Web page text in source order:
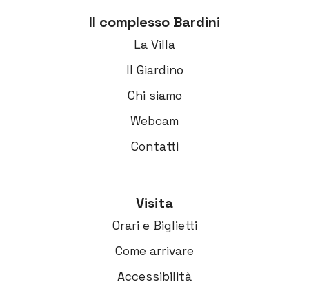
Il complesso Bardini
La Villa
Il Giardino
Chi siamo
Webcam
Contatti
Visita
Orari e Biglietti
Come arrivare
Accessibilità